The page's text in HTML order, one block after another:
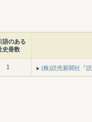
語のある
史冊数
1 (株)読売新聞社『